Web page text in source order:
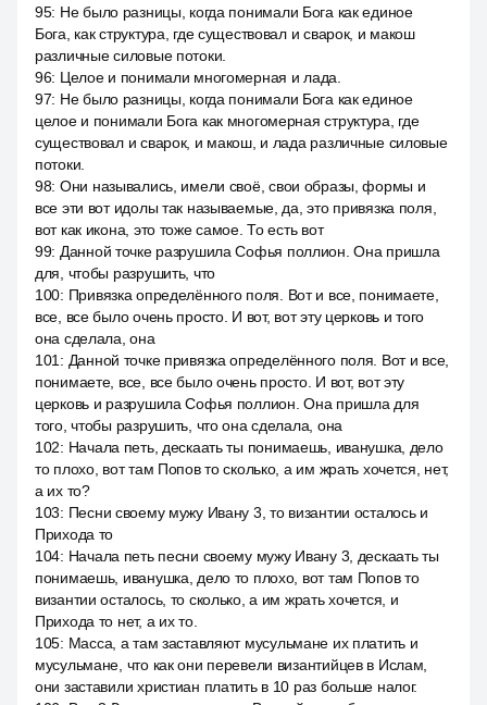
95: Не было разницы, когда понимали Бога как единое
Бога, как структура, где существовал и сварок, и макош
различные силовые потоки.
96: Целое и понимали многомерная и лада.
97: Не было разницы, когда понимали Бога как единое
целое и понимали Бога как многомерная структура, где
существовал и сварок, и макош, и лада различные силовые
потоки.
98: Они назывались, имели своё, свои образы, формы и
все эти вот идолы так называемые, да, это привязка поля,
вот как икона, это тоже самое. То есть вот
99: Данной точке разрушила Софья поллион. Она пришла
для, чтобы разрушить, что
100: Привязка определённого поля. Вот и все, понимаете,
все, все было очень просто. И вот, вот эту церковь и того
она сделала, она
101 : Данной точке привязка определённого поля. Вот и все,
понимаете, все, все было очень просто. И вот, вот эту
церковь и разрушила Софья поллион. Она пришла для
того, чтобы разрушить, что она сделала, она
102: Начала петь, дескаать ты понимаешь, иванушка, дело
то плохо, вот там Попов то сколько, а им жрать хочется, нет,
а их то?
103: Песни своему мужу Ивану 3, то византии осталось и
Прихода то
104: Начала петь песни своему мужу Ивану 3, дескаать ты
понимаешь, иванушка, дело то плохо, вот там Попов то
византии осталось, то сколько, а им жрать хочется, и
Прихода то нет, а их то.
105: Масса, а там заставляют мусульмане их платить и
мусульмане, что как они перевели византийцев в Ислам,
они заставили христиан платить в 10 раз больше налог.